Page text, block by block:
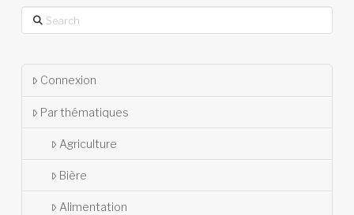
Search
Connexion
Par thématiques
Agriculture
Bière
Alimentation